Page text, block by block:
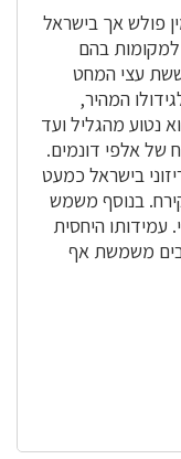
פולש אך בישראל
בהם
עצי המחט
המהיר,
נטוע מהגליל ועד
של אלפי דונמים.
בישראל כמעט
בנוסף משמש
עמידותו היחסית
משמשת אף